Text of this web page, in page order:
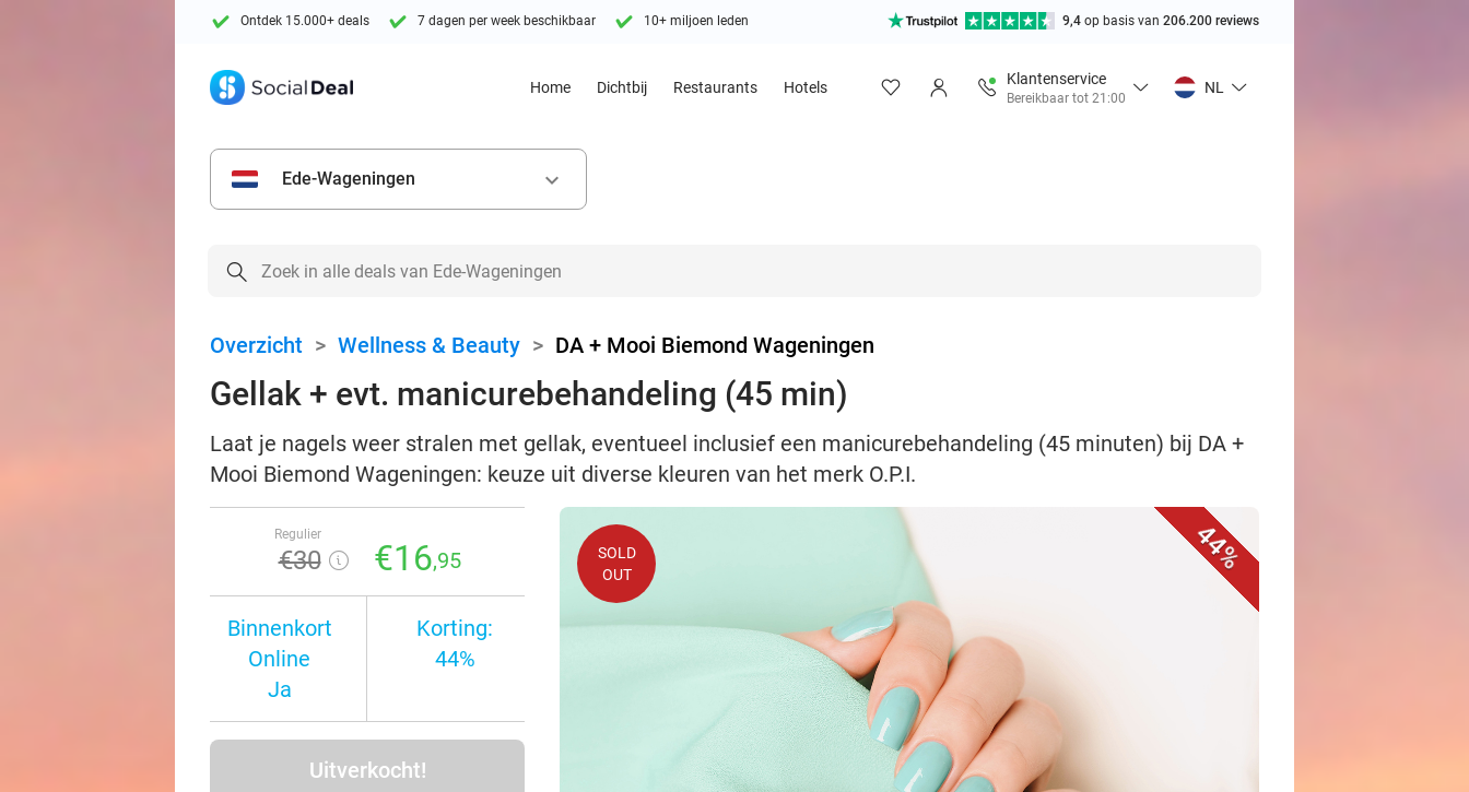
Ontdek 15.000+ deals 7 dagen per week beschikbaar 10+ miljoen leden 9,4 op basis van 206.200 reviews
Home Dichtbij Restaurants Hotels
Klantenservice
Bereikbaar tot 21:00
NL
Ede-Wageningen keyboard_arrow_down
Overzicht > Wellness & Beauty > DA + Mooi Biemond Wageningen
Gellak + evt. manicurebehandeling (45 min)
Laat je nagels weer stralen met gellak, eventueel inclusief een manicurebehandeling (45 minuten) bij DA +
Mooi Biemond Wageningen: keuze uit diverse kleuren van het merk O.P.I.
Regulier
€30 €16,95
Binnenkort
Online
Ja
Korting:
44%
Uitverkocht!
44%
SOLD
OUT